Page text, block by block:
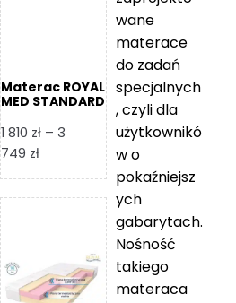
Materac ROYAL
MED STANDARD
1 810 zł – 3
749 złZakres
od
3
749 zł
wane
materace
do zadań
specjalnych
, czyli dla
użytkownikó
w o
pokaźniejsz
ych
gabarytach.
Nośność
takiego
materaca